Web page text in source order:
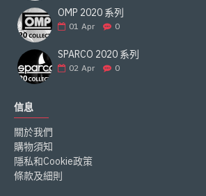
OMP 2020 系列
01 Apr 0
SPARCO 2020 系列
02 Apr 0
信息
關於我們
購物須知
隱私和Cookie政策
條款及細則